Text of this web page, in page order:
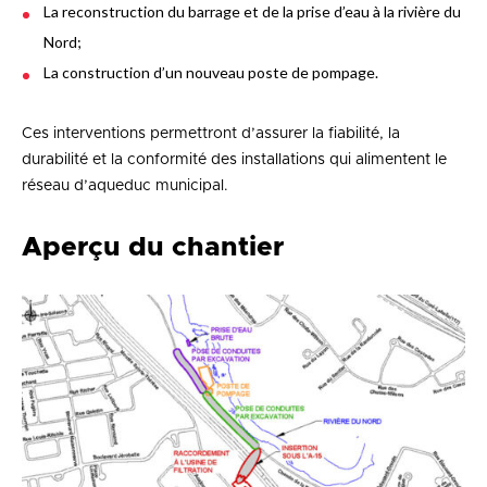
La reconstruction du barrage et de la prise d’eau à la rivière du
Nord;
La construction d’un nouveau poste de pompage.
Ces interventions permettront d’assurer la fiabilité, la
durabilité et la conformité des installations qui alimentent le
réseau d’aqueduc municipal.
Aperçu du chantier